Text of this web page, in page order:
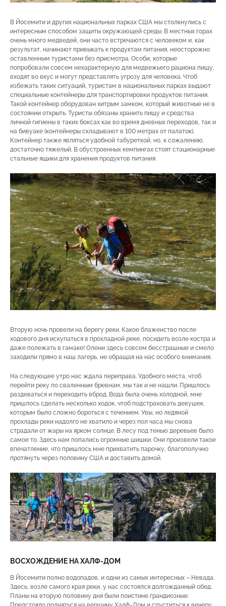
В Йосемити и других национальных парках США мы столкнулись с
интересным способом защиты окружающей среды. В местных горах
очень много медведей, они часто встречаются с человеком и, как
результат, начинают привыкать к продуктам питания, неосторожно
оставленным туристами без присмотра. Особи, которые
попробовали совсем нехарактерную для медвежьего рациона пищу,
входят во вкус и могут представлять угрозу для человека. Чтоб
избежать таких ситуаций, туристам в национальных парках выдают
специальные контейнеры для транспортировки продуктов питания.
Такой контейнер оборудован хитрым замком, который животные не в
состоянии открыть. Туристы обязаны хранить пищу и средства
личной гигиены в таких боксах как во время дневных переходов, так и
на бивуаке (контейнеры складывают в 100 метрах от палаток).
Контейнер также являться удобной табуреткой, но, к сожалению,
достаточно тяжелый. В обустроенных кемпингах стоят стационарные
стальные ящики для хранения продуктов питания.
Вторую ночь провели на берегу реки. Какое блаженство после
ходового дня искупаться в прохладной реке, посидеть возле костра и
даже полежать в гамаке! Олени здесь совсем бесстрашные и смело
заходили прямо в наш лагерь, не обращая на нас особого внимания.
На следующее утро нас ждала переправа. Удобного места, чтоб
перейти реку по сваленным бревнам, мы так и не нашли. Пришлось
раздеваться и переходить вброд. Вода была очень холодной, мне
пришлось сделать несколько ходок, чтоб подстраховать девушек,
которым было сложно бороться с течением. Увы, но ледяной
прохлады реки надолго не хватило и через пол часа мы снова
страдали от жары на ярком солнце. В лесу под тенью деревьев было
самое то. Здесь нам попались огромные шишки. Они произвели такое
впечатление, что пришлось мне прихватить парочку, благополучно
протянуть через половину США и доставить домой.
ВОСХОЖДЕНИЕ НА ХАЛФ-ДОМ
В Йосемити полно водопадов, и одни из самых интересных – Невада.
Здесь, возле самого края реки, у нас состоялся долгожданный обед.
Планы на вторую половину дня были поистине грандиозные.